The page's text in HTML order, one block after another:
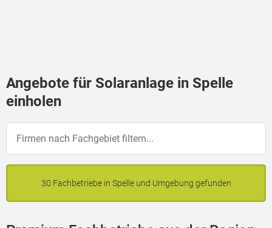
Angebote für Solaranlage in Spelle
einholen
30 Fachbetriebe in Spelle und Umgebung gefunden